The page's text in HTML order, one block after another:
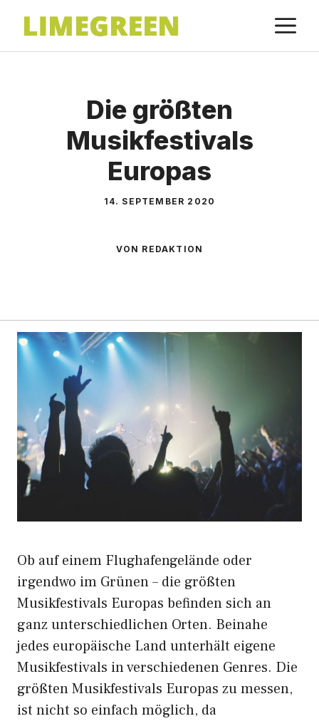
Inhalt
springen
Die größten
Musikfestivals
Europas
14. SEPTEMBER 2020
VON REDAKTION
Ob auf einem Flughafengelände oder
irgendwo im Grünen – die größten
Musikfestivals Europas befinden sich an
ganz unterschiedlichen Orten. Beinahe
jedes europäische Land unterhält eigene
Musikfestivals in verschiedenen Genres. Die
größten Musikfestivals Europas zu messen,
ist nicht so einfach möglich, da